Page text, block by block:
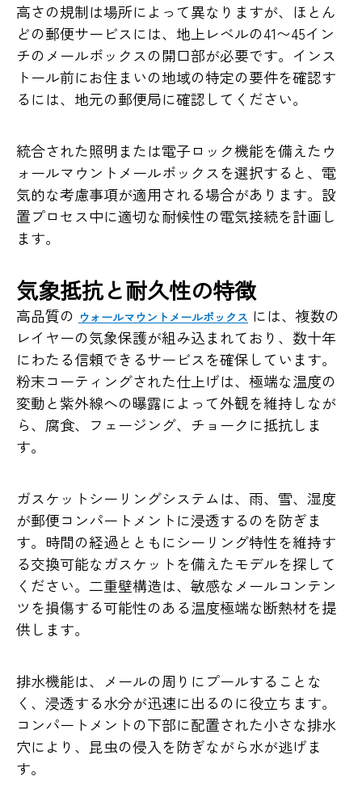
高さの規制は場所によって異なりますが、ほとん
どの郵便サービスには、地上レベルの41〜45イン
チのメールボックスの開口部が必要です。インス
トール前にお住まいの地域の特定の要件を確認す
るには、地元の郵便局に確認してください。
統合された照明または電子ロック機能を備えたウ
ォールマウントメールボックスを選択すると、電
気的な考慮事項が適用される場合があります。設
置プロセス中に適切な耐候性の電気接続を計画し
ます。
気象抵抗と耐久性の特徴
高品質の ウォールマウントメールボックス には、複数の
レイヤーの気象保護が組み込まれており、数十年
にわたる信頼できるサービスを確保しています。
粉末コーティングされた仕上げは、極端な温度の
変動と紫外線への曝露によって外観を維持しなが
ら、腐食、フェージング、チョークに抵抗しま
す。
ガスケットシーリングシステムは、雨、雪、湿度
が郵便コンパートメントに浸透するのを防ぎま
す。時間の経過とともにシーリング特性を維持す
る交換可能なガスケットを備えたモデルを探して
ください。二重壁構造は、敏感なメールコンテン
ツを損傷する可能性のある温度極端な断熱材を提
供します。
排水機能は、メールの周りにプールすることな
く、浸透する水分が迅速に出るのに役立ちます。
コンパートメントの下部に配置された小さな排水
穴により、昆虫の侵入を防ぎながら水が逃げま
す。